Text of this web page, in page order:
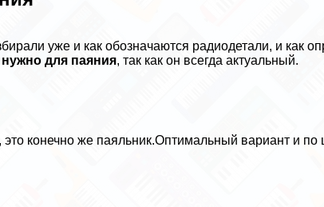
уже и как обозначаются радиодетали, и как
нужно для паяния, так как он всегда актуальный.
конечно же паяльник.Оптимальный вариант и